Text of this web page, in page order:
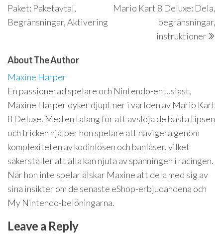
Paket: Paketavtal,
Begränsningar, Aktivering
Mario Kart 8 Deluxe: Dela,
begränsningar,
instruktioner
About The Author
Maxine Harper
En passionerad spelare och Nintendo-entusiast,
Maxine Harper dyker djupt ner i världen av Mario Kart
8 Deluxe. Med en talang för att avslöja de bästa tipsen
och tricken hjälper hon spelare att navigera genom
komplexiteten av kodinlösen och banlåser, vilket
säkerställer att alla kan njuta av spänningen i racingen.
När hon inte spelar älskar Maxine att dela med sig av
sina insikter om de senaste eShop-erbjudandena och
My Nintendo-belöningarna.
Leave a Reply